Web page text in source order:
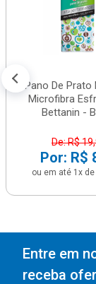
Pano De Prato
Microfibra
Bettanin -
De: R$
Por: R$
ou em até 1x de
Entre em
receba